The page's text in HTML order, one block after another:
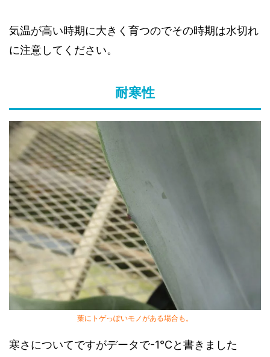
気温が高い時期に大きく育つのでその時期は水切れ
に注意してください。
耐寒性
葉にトゲっぽいモノがある場合も。
寒さについてですがデータで-1℃と書きました